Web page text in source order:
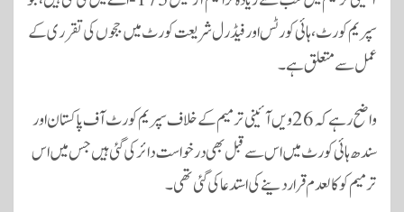
سپریم کورٹ، ہائی کورٹس اور فیڈرل شریعت کورٹ میں ججوں کی تقرری کے
عمل سے متعلق ہے۔
واضح رہے کہ 26ویں آئینی ترمیم کے خلاف سپریم کورٹ آف پاکستان اور
سندھ ہائی کورٹ میں اس سے قبل بھی درخواست دائر کی گئی ہیں جس میں اس
ترمیم کو کالعدم قرار دینے کی استدعا کی گئی تھی۔